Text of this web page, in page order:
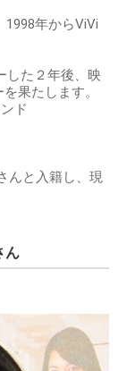
年からViVi
した２年後、映
果たします。
ド
んと入籍し、現
ん